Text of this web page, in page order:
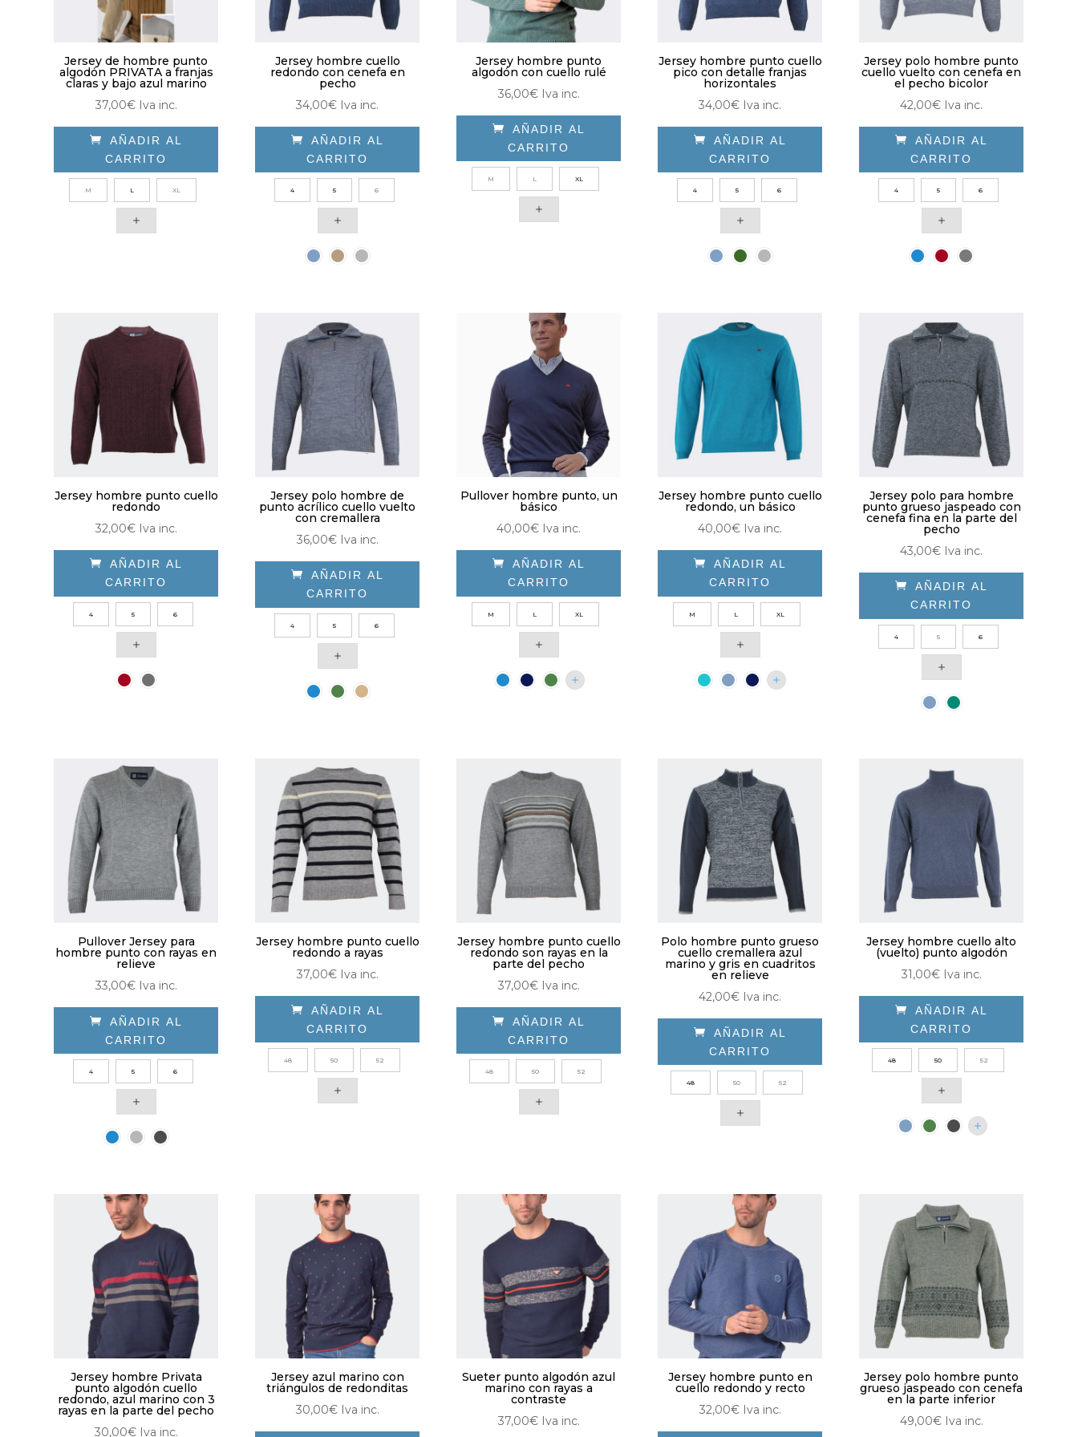
de
producto
producto
de
producto
de
de
producto
Jersey de hombre punto
algodón PRIVATA a franjas
claras y bajo azul marino
37,00€ Iva inc.
 AÑADIR AL
CARRITO
Este
producto
tiene
se
página
de
M L XL
Jersey hombre cuello
redondo con cenefa en
pecho
34,00€ Iva inc.
 AÑADIR AL
CARRITO
Este
producto
tiene
variantes.
se
pueden
elegir
en
página
de
4 5 6
Jersey hombre punto
algodón con cuello rulé
36,00€ Iva inc.
 AÑADIR AL
CARRITO
Este
producto
tiene
se
pueden
elegir
en
página
de
producto
M L XL
Jersey hombre punto cuello
pico con detalle franjas
horizontales
34,00€ Iva inc.
 AÑADIR AL
CARRITO
Este
producto
tiene
variantes.
se
pueden
elegir
página
de
4 5 6
Jersey polo hombre punto
cuello vuelto con cenefa en
el pecho bicolor
42,00€ Iva inc.
 AÑADIR AL
CARRITO
Este
producto
tiene
variantes.
se
pueden
elegir
en
la
página
de
4 5 6
Jersey hombre punto cuello
redondo
32,00€ Iva inc.
 AÑADIR AL
CARRITO
Este
producto
tiene
variantes.
pueden
elegir
en
la
página
de
producto
4 5 6
Jersey polo hombre de
punto acrílico cuello vuelto
con cremallera
36,00€ Iva inc.
 AÑADIR AL
CARRITO
Este
producto
tiene
variantes.
pueden
elegir
en
la
página
de
producto
4 5 6
Pullover hombre punto, un
básico
40,00€ Iva inc.
 AÑADIR AL
CARRITO
Este
producto
tiene
múltiples
variantes.
pueden
elegir
en
página
de
producto
M L XL
Jersey hombre punto cuello
redondo, un básico
40,00€ Iva inc.
 AÑADIR AL
CARRITO
Este
producto
tiene
múltiples
variantes.
pueden
elegir
en
la
página
de
producto
M L XL
Jersey polo para hombre
punto grueso jaspeado con
cenefa fina en la parte del
pecho
43,00€ Iva inc.
 AÑADIR AL
CARRITO
Este
producto
tiene
variantes.
se
pueden
página
de
4 5 6
Pullover Jersey para
hombre punto con rayas en
relieve
33,00€ Iva inc.
 AÑADIR AL
CARRITO
Este
producto
tiene
variantes.
se
pueden
elegir
en
la
página
producto
4 5 6
Jersey hombre punto cuello
redondo a rayas
37,00€ Iva inc.
 AÑADIR AL
CARRITO
Este
producto
tiene
se
pueden
elegir
en
la
página
de
producto
48 50 52
Jersey hombre punto cuello
redondo son rayas en la
parte del pecho
37,00€ Iva inc.
 AÑADIR AL
CARRITO
Este
producto
tiene
se
pueden
en
la
producto
48 50 52
Polo hombre punto grueso
cuello cremallera azul
marino y gris en cuadritos
en relieve
42,00€ Iva inc.
 AÑADIR AL
CARRITO
Este
producto
tiene
opciones
se
pueden
la
página
de
48 50 52
Jersey hombre cuello alto
(vuelto) punto algodón
31,00€ Iva inc.
 AÑADIR AL
CARRITO
Este
producto
tiene
múltiples
variantes.
pueden
elegir
la
página
de
producto
48 50 52
Jersey hombre Privata
punto algodón cuello
redondo, azul marino con 3
rayas en la parte del pecho
30,00€ Iva inc.
Jersey azul marino con
triángulos de redonditas
30,00€ Iva inc.
Sueter punto algodón azul
marino con rayas a
contraste
37,00€ Iva inc.
Jersey hombre punto en
cuello redondo y recto
32,00€ Iva inc.
Jersey polo hombre punto
grueso jaspeado con cenefa
en la parte inferior
49,00€ Iva inc.